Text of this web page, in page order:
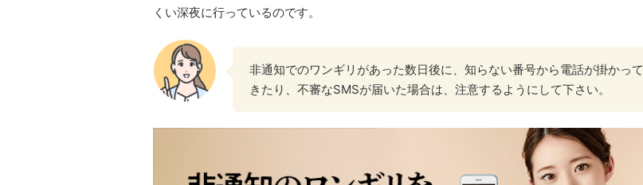
くい深夜に行っているのです。
非通知でのワンギリがあった数日後に、知らない番号から電話が掛かって
きたり、不審なSMSが届いた場合は、注意するようにして下さい。